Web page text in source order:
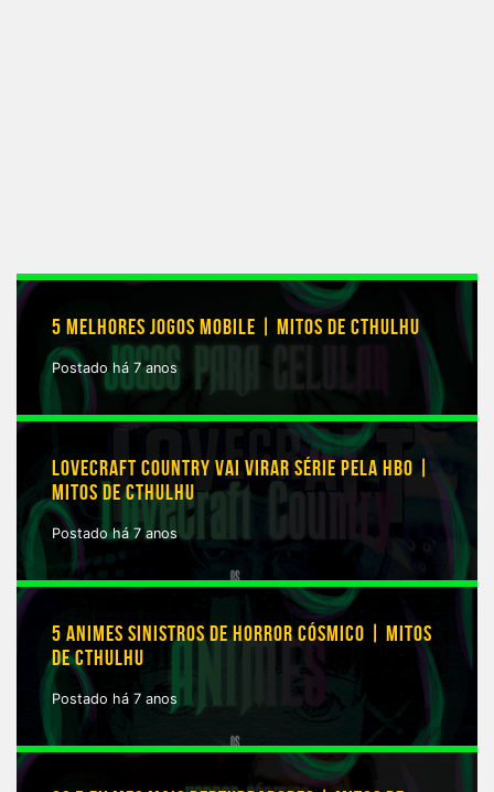
5 MELHORES JOGOS MOBILE | MITOS DE CTHULHU
Postado há 7 anos
LOVECRAFT COUNTRY VAI VIRAR SÉRIE PELA HBO |
MITOS DE CTHULHU
Postado há 7 anos
5 ANIMES SINISTROS DE HORROR CÓSMICO | MITOS
DE CTHULHU
Postado há 7 anos